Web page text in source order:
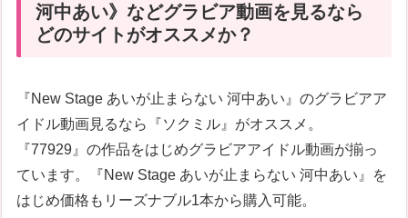
河中あい》などグラビア動画を見るなら
どのサイトがオススメか？
『New Stage あいが止まらない 河中あい』のグラビアア
イドル動画見るなら『ソクミル』がオススメ。
『77929』の作品をはじめグラビアアイドル動画が揃っ
ています。『New Stage あいが止まらない 河中あい』を
はじめ価格もリーズナブル1本から購入可能。